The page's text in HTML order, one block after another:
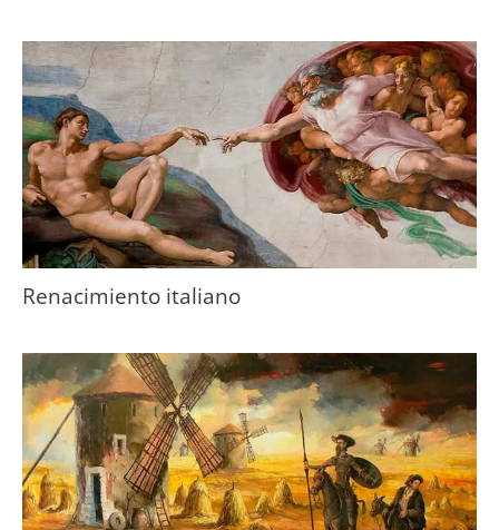
Renacimiento italiano